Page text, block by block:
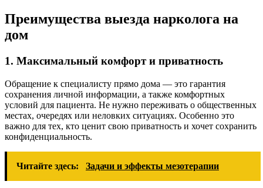
Преимущества выезда нарколога на
дом
1. Максимальный комфорт и приватность
Обращение к специалисту прямо дома — это гарантия
сохранения личной информации, а также комфортных
условий для пациента. Не нужно переживать о общественных
местах, очередях или неловких ситуациях. Особенно это
важно для тех, кто ценит свою приватность и хочет сохранить
конфиденциальность.
Читайте здесь: Задачи и эффекты мезотерапии